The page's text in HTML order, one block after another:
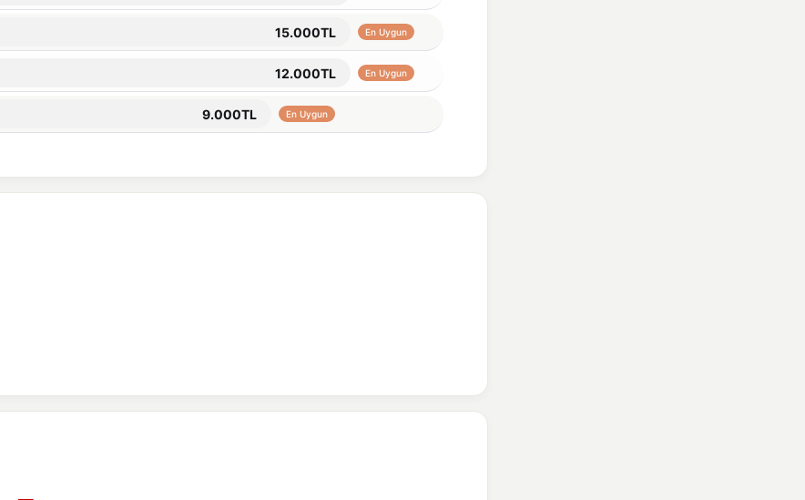
15.000TL En Uygun
12.000TL En Uygun
9.000TL En Uygun